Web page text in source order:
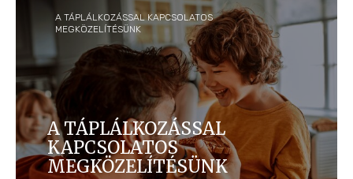
A TÁPLÁLKOZÁSSAL KAPCSOLATOS
MEGKÖZELÍTÉSÜNK
A TÁPLÁLKOZÁSSAL
KAPCSOLATOS
MEGKÖZELÍTÉSÜNK